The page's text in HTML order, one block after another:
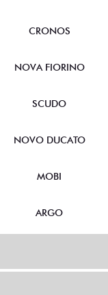
CRONOS
NOVA FIORINO
SCUDO
NOVO DUCATO
MOBI
ARGO